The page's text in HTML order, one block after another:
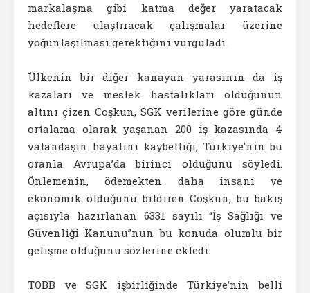
markalaşma gibi katma değer yaratacak
hedeflere ulaştıracak çalışmalar üzerine
yoğunlaşılması gerektiğini vurguladı.
Ülkenin bir diğer kanayan yarasının da iş
kazaları ve meslek hastalıkları olduğunun
altını çizen Coşkun, SGK verilerine göre günde
ortalama olarak yaşanan 200 iş kazasında 4
vatandaşın hayatını kaybettiği, Türkiye’nin bu
oranla Avrupa’da birinci olduğunu söyledi.
Önlemenin, ödemekten daha insani ve
ekonomik olduğunu bildiren Coşkun, bu bakış
açısıyla hazırlanan 6331 sayılı “İş Sağlığı ve
Güvenliği Kanunu”nun bu konuda olumlu bir
gelişme olduğunu sözlerine ekledi.
TOBB ve SGK işbirliğinde Türkiye’nin belli